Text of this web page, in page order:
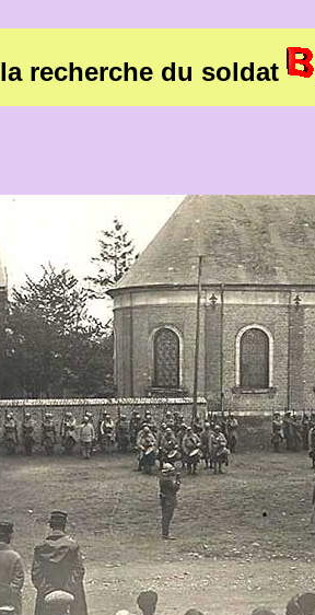
la recherche du soldat